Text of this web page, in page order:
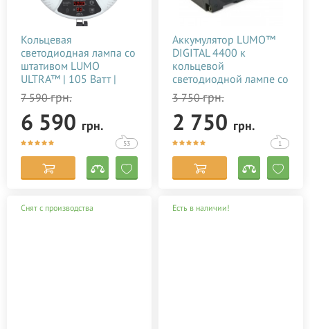
Кольцевая
светодиодная лампа со
штативом LUMO
ULTRA™ | 105 Ватт |
диаметром 45 см. для
тик тока, визажиста,
косметолога, блогера,
фото, видеосъемки
купить недорого в
Украине
7 590грн.
6 590 грн.
53
Аккумулятор LUMO™
DIGITAL 4400 к
кольцевой
светодиодной лампе со
штативом купить в
Киеве (Украине)
3 750грн.
2 750 грн.
1
Снят с производства Есть в наличии!